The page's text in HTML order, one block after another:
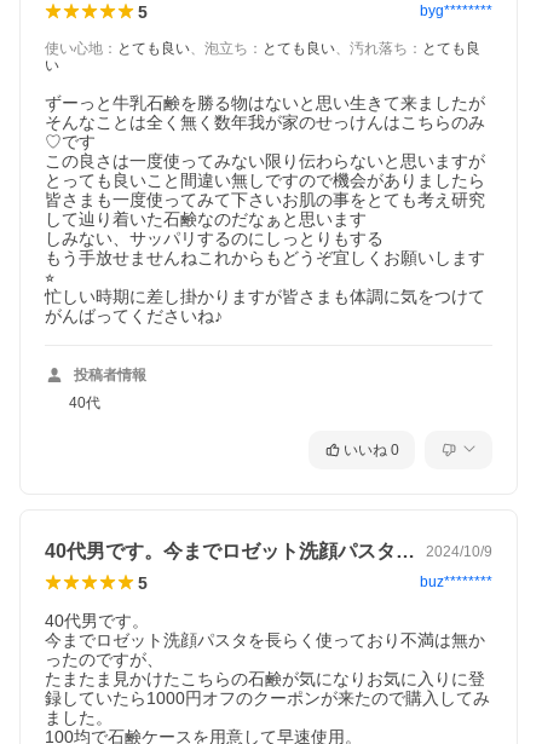
5 byg********
使い心地 ： とても良い、 泡立ち ： とても良い、 汚れ落ち ： とても良
い
ずーっと牛乳石鹸を勝る物はないと思い生きて来ましたが
そんなことは全く無く数年我が家のせっけんはこちらのみ
♡です
この良さは一度使ってみない限り伝わらないと思いますが
とっても良いこと間違い無しですので機会がありましたら
皆さまも一度使ってみて下さいお肌の事をとても考え研究
して辿り着いた石鹸なのだなぁと思います
しみない、サッパリするのにしっとりもする
もう手放せませんねこれからもどうぞ宜しくお願いします
⭐︎
忙しい時期に差し掛かりますが皆さまも体調に気をつけて
がんばってくださいね♪
投稿者情報
40代
いいね 0
40代男です。今までロゼット洗顔パスタ… 2024/10/9
5 buz********
40代男です。
今までロゼット洗顔パスタを長らく使っており不満は無か
ったのですが、
たまたま見かけたこちらの石鹸が気になりお気に入りに登
録していたら1000円オフのクーポンが来たので購入してみ
ました。
100均で石鹸ケースを用意して早速使用。